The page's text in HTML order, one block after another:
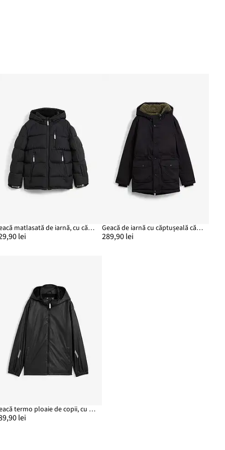
Geacă matlasată de iarnă, cu căptușeală călduroasă și glugă
lei
Geacă de iarnă cu căptușeală călduroasă, impermeabilă
289,90 lei
Geacă termo ploaie de copii, cu căptușeală fleece și glugă detașabilă
lei